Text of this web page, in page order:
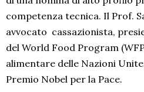
competenza tecnica. Il Prof.
avvocato cassazionista,
del World Food Program
alimentare delle Nazioni
Premio Nobel per la Pace.